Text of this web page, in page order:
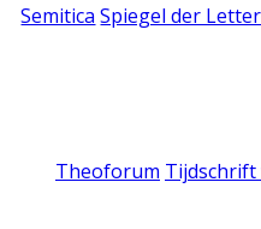
Semitica Spiegel der
Theoforum Tijdschrift